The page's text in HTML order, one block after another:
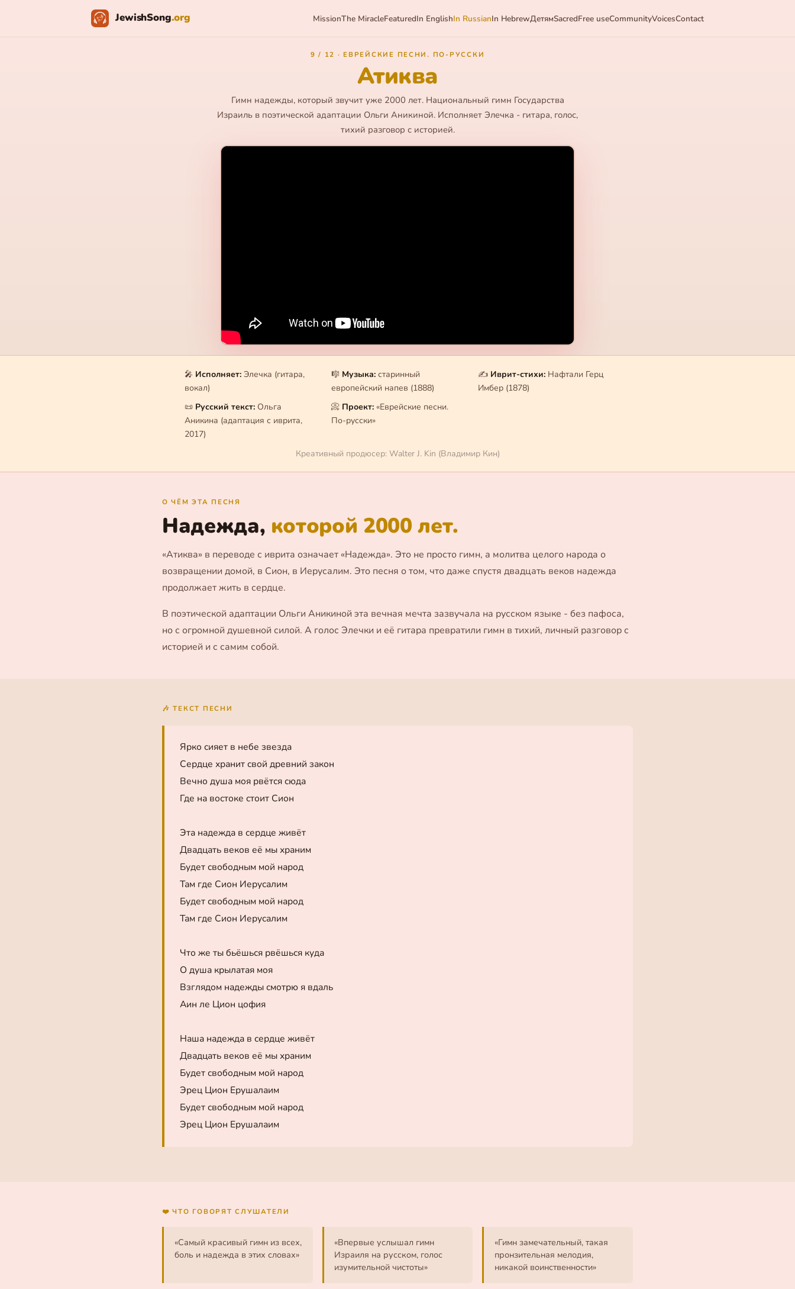
JewishSong.org MissionThe MiracleFeaturedIn EnglishIn RussianIn HebrewДетямSacredFree useCommunityVoicesContact
9 / 12 · ЕВРЕЙСКИЕ ПЕСНИ. ПО-РУССКИ
Атиква
Гимн надежды, который звучит уже 2000 лет. Национальный гимн Государства
Израиль в поэтической адаптации Ольги Аникиной. Исполняет Элечка - гитара, голос,
тихий разговор с историей.
🎤 Исполняет: Элечка (гитара,
вокал)
🎼 Музыка: старинный
европейский напев (1888)
✍️ Иврит-стихи: Нафтали Герц
Имбер (1878)
📜 Русский текст: Ольга
Аникина (адаптация с иврита,
2017)
📀 Проект: «Еврейские песни.
По-русски»
Креативный продюсер: Walter J. Kin (Владимир Кин)
О ЧЁМ ЭТА ПЕСНЯ
Надежда, которой 2000 лет.
«Атиква» в переводе с иврита означает «Надежда». Это не просто гимн, а молитва целого народа о
возвращении домой, в Сион, в Иерусалим. Это песня о том, что даже спустя двадцать веков надежда
продолжает жить в сердце.
В поэтической адаптации Ольги Аникиной эта вечная мечта зазвучала на русском языке - без пафоса,
но с огромной душевной силой. А голос Элечки и её гитара превратили гимн в тихий, личный разговор с
историей и с самим собой.
🎶 ТЕКСТ ПЕСНИ
Ярко сияет в небе звезда
Сердце хранит свой древний закон
Вечно душа моя рвётся сюда
Где на востоке стоит Сион
Эта надежда в сердце живёт
Двадцать веков её мы храним
Будет свободным мой народ
Там где Сион Иерусалим
Будет свободным мой народ
Там где Сион Иерусалим
Что же ты бьёшься рвёшься куда
О душа крылатая моя
Взглядом надежды смотрю я вдаль
Аин ле Цион цофия
Наша надежда в сердце живёт
Двадцать веков её мы храним
Будет свободным мой народ
Эрец Цион Ерушалаим
Будет свободным мой народ
Эрец Цион Ерушалаим
❤️ ЧТО ГОВОРЯТ СЛУШАТЕЛИ
«Самый красивый гимн из всех,
боль и надежда в этих словах»
«Впервые услышал гимн
Израиля на русском, голос
изумительной чистоты»
«Гимн замечательный, такая
пронзительная мелодия,
никакой воинственности»